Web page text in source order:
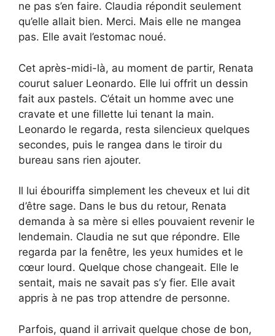
ne pas s’en faire. Claudia répondit seulement
qu’elle allait bien. Merci. Mais elle ne mangea
pas. Elle avait l’estomac noué.
Cet après-midi-là, au moment de partir, Renata
courut saluer Leonardo. Elle lui offrit un dessin
fait aux pastels. C’était un homme avec une
cravate et une fillette lui tenant la main.
Leonardo le regarda, resta silencieux quelques
secondes, puis le rangea dans le tiroir du
bureau sans rien ajouter.
Il lui ébouriffa simplement les cheveux et lui dit
d’être sage. Dans le bus du retour, Renata
demanda à sa mère si elles pouvaient revenir le
lendemain. Claudia ne sut que répondre. Elle
regarda par la fenêtre, les yeux humides et le
cœur lourd. Quelque chose changeait. Elle le
sentait, mais ne savait pas s’y fier. Elle avait
appris à ne pas trop attendre de personne.
Parfois, quand il arrivait quelque chose de bon,